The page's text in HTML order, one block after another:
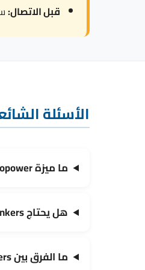
قبل الاتصال:
الأسئلة
ما ميزة Hydropower في Junkers؟
هل يحتاج Junkers فني معتمد؟
ما الفرق بين Junkers و Bosch؟